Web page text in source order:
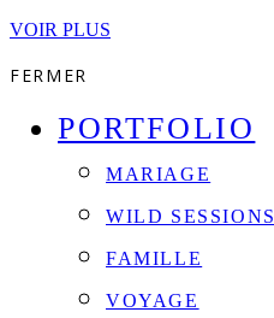
VOIR PLUS
FERMER
PORTFOLIO
MARIAGE
WILD SESSIONS
FAMILLE
VOYAGE